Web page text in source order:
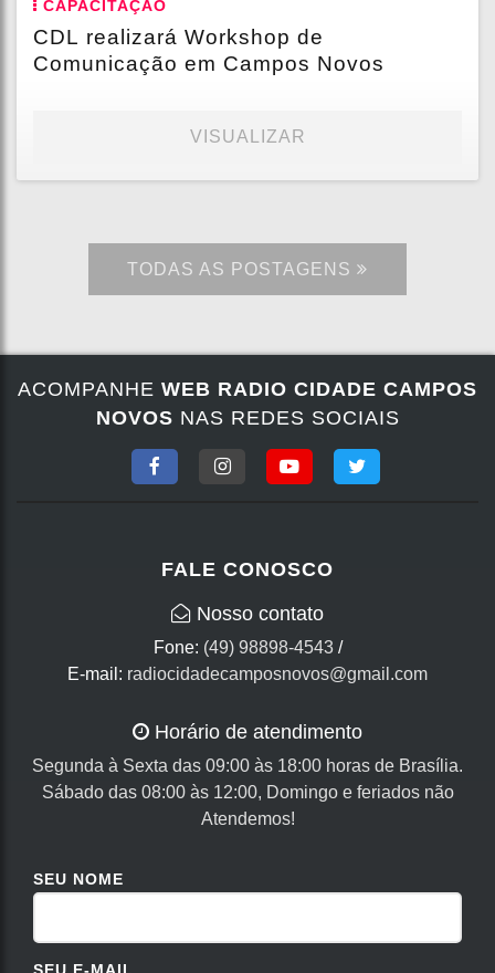
CAPACITAÇÃO
CDL realizará Workshop de
Comunicação em Campos Novos
VISUALIZAR
TODAS AS POSTAGENS
ACOMPANHE WEB RADIO CIDADE CAMPOS
NOVOS NAS REDES SOCIAIS
FALE CONOSCO
Nosso contato
Fone: (49) 98898-4543/
E-mail: radiocidadecamposnovos@gmail.com
Horário de atendimento
Segunda à Sexta das 09:00 às 18:00 horas de Brasília.
Sábado das 08:00 às 12:00, Domingo e feriados não
Atendemos!
SEU NOME